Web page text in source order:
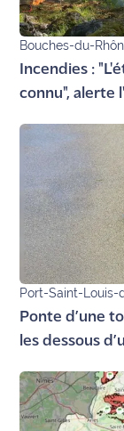
Bouches-du-
Incendies :
connu", alerte
Port-Saint-Louis-
Ponte d’une
les dessous